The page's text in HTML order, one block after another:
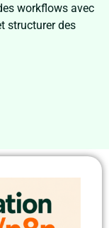
workflows avec
structurer des